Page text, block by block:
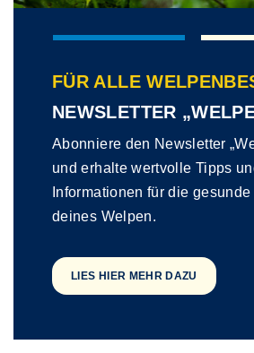
FÜR ALLE
NEWSLETTER
Abonniere den Newsletter
und erhalte wertvolle Tipps
Informationen für die
deines Welpen.
LIES HIER MEHR DAZU